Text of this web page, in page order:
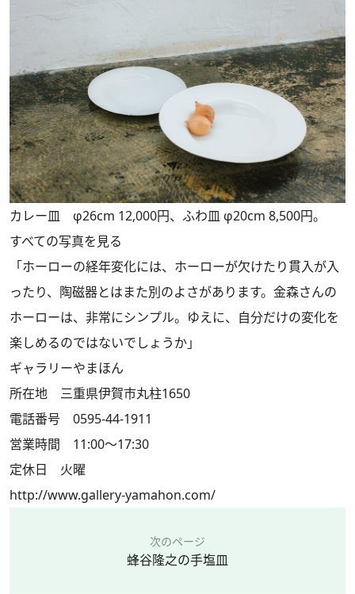
カレー皿 φ26cm 12,000円、ふわ皿 φ20cm 8,500円。
すべての写真を見る
「ホーローの経年変化には、ホーローが欠けたり貫入が入
ったり、陶磁器とはまた別のよさがあります。金森さんの
ホーローは、非常にシンプル。ゆえに、自分だけの変化を
楽しめるのではないでしょうか」
ギャラリーやまほん
所在地 三重県伊賀市丸柱1650
電話番号 0595-44-1911
営業時間 11:00～17:30
定休日 火曜
http://www.gallery-yamahon.com/
次のページ
蜂谷隆之の手塩皿